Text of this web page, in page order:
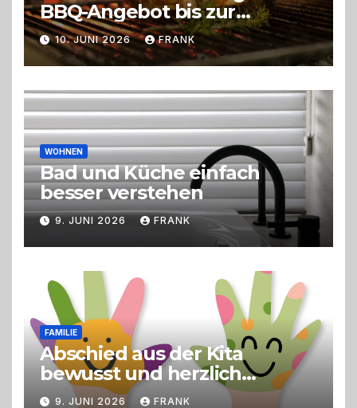
BBQ-Angebot bis zur
perfekten Eventorganisation
Trend zu Outdoor-Events,
Erlebnisgastronomie und
Live-Cooking
10. JUNI 2026 FRANK
WOHNEN
Bad und Küche einfach
besser verstehen
9. JUNI 2026 FRANK
FAMILIE
Abschied aus der Kita
bewusst und herzlich
gestalten
9. JUNI 2026 FRANK